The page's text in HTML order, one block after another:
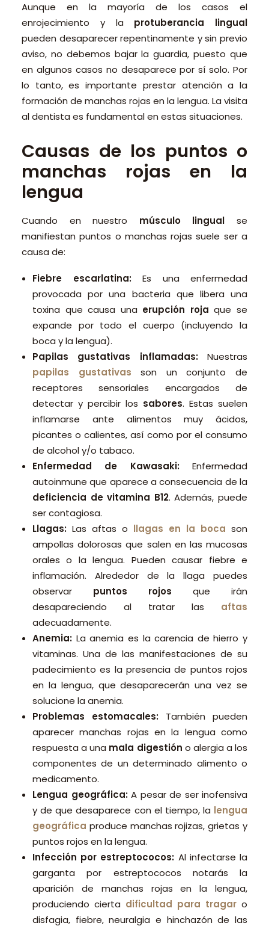
Aunque en la mayoría de los casos el
enrojecimiento y la protuberancia lingual
pueden desaparecer repentinamente y sin previo
aviso, no debemos bajar la guardia, puesto que
en algunos casos no desaparece por sí solo. Por
lo tanto, es importante prestar atención a la
formación de manchas rojas en la lengua. La visita
al dentista es fundamental en estas situaciones.
Causas de los puntos o
manchas rojas en la
lengua
Cuando en nuestro músculo lingual se
manifiestan puntos o manchas rojas suele ser a
causa de:
Fiebre escarlatina: Es una enfermedad
provocada por una bacteria que libera una
toxina que causa una erupción roja que se
expande por todo el cuerpo (incluyendo la
boca y la lengua).
Papilas gustativas inflamadas: Nuestras
papilas gustativas son un conjunto de
receptores sensoriales encargados de
detectar y percibir los sabores. Estas suelen
inflamarse ante alimentos muy ácidos,
picantes o calientes, así como por el consumo
de alcohol y/o tabaco.
Enfermedad de Kawasaki: Enfermedad
autoinmune que aparece a consecuencia de la
deficiencia de vitamina B12. Además, puede
ser contagiosa.
Llagas: Las aftas o llagas en la boca son
ampollas dolorosas que salen en las mucosas
orales o la lengua. Pueden causar fiebre e
inflamación. Alrededor de la llaga puedes
observar puntos rojos que irán
desapareciendo al tratar las aftas
adecuadamente.
Anemia: La anemia es la carencia de hierro y
vitaminas. Una de las manifestaciones de su
padecimiento es la presencia de puntos rojos
en la lengua, que desaparecerán una vez se
solucione la anemia.
Problemas estomacales: También pueden
aparecer manchas rojas en la lengua como
respuesta a una mala digestión o alergia a los
componentes de un determinado alimento o
medicamento.
Lengua geográfica: A pesar de ser inofensiva
y de que desaparece con el tiempo, la lengua
geográfica produce manchas rojizas, grietas y
puntos rojos en la lengua.
Infección por estreptococos: Al infectarse la
garganta por estreptococos notarás la
aparición de manchas rojas en la lengua,
produciendo cierta dificultad para tragar o
disfagia, fiebre, neuralgia e hinchazón de las